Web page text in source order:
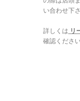
い合わせ下さ
詳しくは リ
確認ください